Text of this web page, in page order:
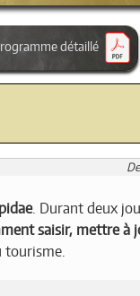
détaillé
. Durant deux
saisir, mettre
tourisme.